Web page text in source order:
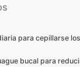
para cepillarse
bucal para